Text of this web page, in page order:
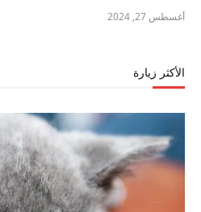
أغسطس 27, 2024
الأكثر زيارة